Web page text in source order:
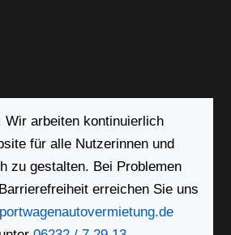
Wir arbeiten kontinuierlich
für alle Nutzerinnen und
zu gestalten. Bei Problemen
erreichen Sie uns